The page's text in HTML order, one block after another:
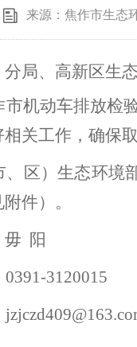
来源：焦作市生态
局、高新区生
市机动车排放检
相关工作，确保
、区）生态环境
附件） 。
毋 阳
0391-3120015